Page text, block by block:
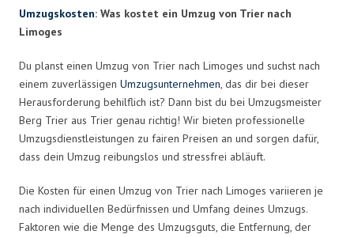
Umzugskosten: Was kostet ein Umzug von Trier nach
Limoges
Du planst einen Umzug von Trier nach Limoges und suchst nach
einem zuverlässigen Umzugsunternehmen, das dir bei dieser
Herausforderung behilflich ist? Dann bist du bei Umzugsmeister
Berg Trier aus Trier genau richtig! Wir bieten professionelle
Umzugsdienstleistungen zu fairen Preisen an und sorgen dafür,
dass dein Umzug reibungslos und stressfrei abläuft.
Die Kosten für einen Umzug von Trier nach Limoges variieren je
nach individuellen Bedürfnissen und Umfang deines Umzugs.
Faktoren wie die Menge des Umzugsguts, die Entfernung, der